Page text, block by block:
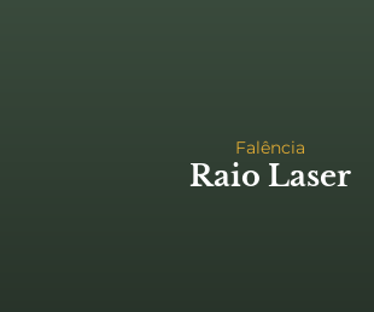
Falência
Raio Laser